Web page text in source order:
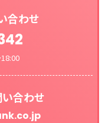
合わせ
合わせ